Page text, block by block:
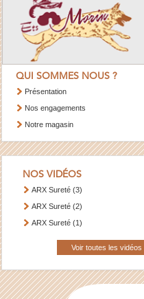
QUI SOMMES NOUS ?
Présentation
Nos engagements
Notre magasin
NOS VIDÉOS
ARX Sureté (3)
ARX Sureté (2)
ARX Sureté (1)
Voir toutes les vidéos